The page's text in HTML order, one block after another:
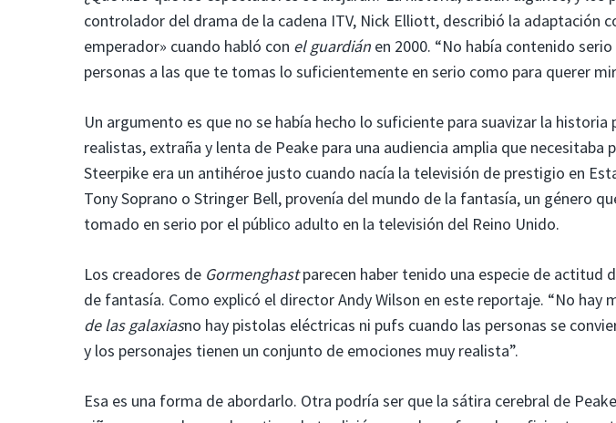
controlador del drama de la cadena ITV, Nick Elliott, describió la adaptación
emperador» cuando habló con el guardián en 2000. “No había contenido
personas a las que te tomas lo suficientemente en serio como para querer
Un argumento es que no se había hecho lo suficiente para suavizar la
realistas, extraña y lenta de Peake para una audiencia amplia que necesitaba
Steerpike era un antihéroe justo cuando nacía la televisión de prestigio en
Tony Soprano o Stringer Bell, provenía del mundo de la fantasía, un género
tomado en serio por el público adulto en la televisión del Reino Unido.
Los creadores de Gormenghastparecen haber tenido una especie de actitud
de fantasía. Como explicó el director Andy Wilson en este reportaje. “No hay
de las galaxiasno hay pistolas eléctricas ni pufs cuando las personas se
y los personajes tienen un conjunto de emociones muy realista”.
Esa es una forma de abordarlo. Otra podría ser que la sátira cerebral de